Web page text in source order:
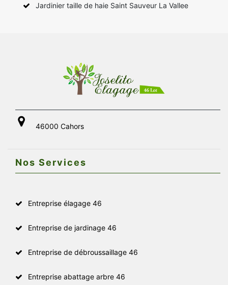
Jardinier taille de haie Saint Sauveur La Vallee
46000 Cahors
Nos Services
Entreprise élagage 46
Entreprise de jardinage 46
Entreprise de débroussaillage 46
Entreprise abattage arbre 46